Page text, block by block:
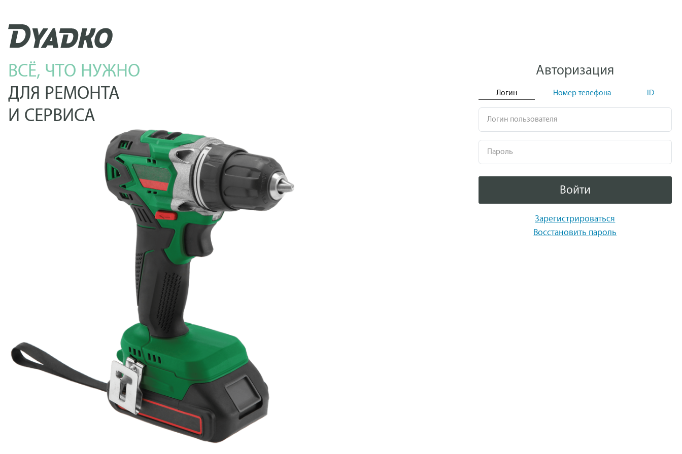
ВСЁ, ЧТО НУЖНО
ДЛЯ РЕМОНТА
И СЕРВИСА
Авторизация
Логин Номер телефона ID
Логин пользователя
Пароль
Войти
Зарегистрироваться
Восстановить пароль